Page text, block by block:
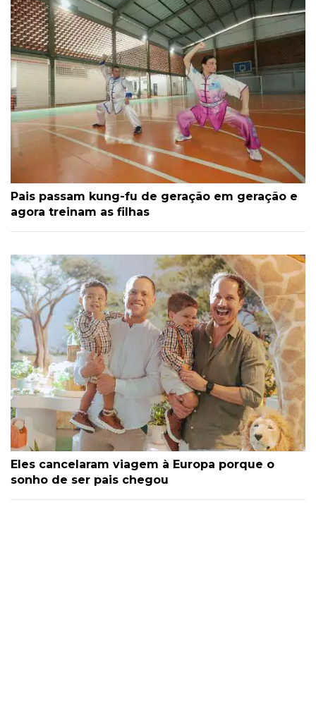
Pais passam kung-fu de geração em geração e
agora treinam as filhas
Eles cancelaram viagem à Europa porque o
sonho de ser pais chegou